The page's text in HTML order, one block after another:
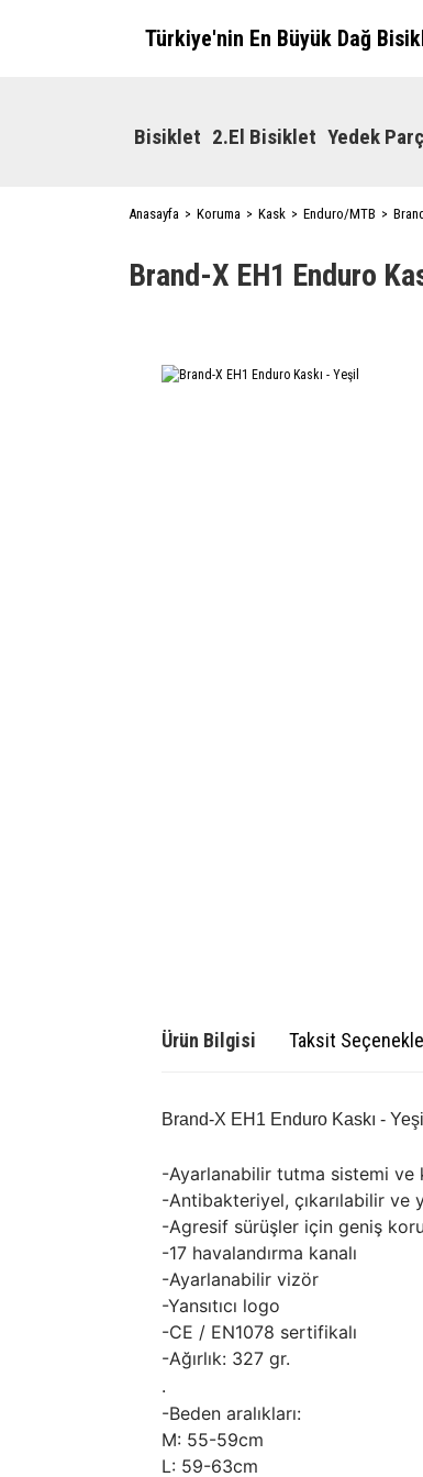
Türkiye'nin En Büyük Dağ
Bisiklet 2.El Bisiklet Yedek
Anasayfa Koruma Kask Enduro/MTB
Brand-X EH1 Enduro
Ürün Bilgisi Taksit
Brand-X EH1 Enduro Kaskı - Yeşil
-Ayarlanabilir tutma sistemi ve
-Antibakteriyel, çıkarılabilir ve
-Agresif sürüşler için geniş
-17 havalandırma kanalı
-Ayarlanabilir vizör
-Yansıtıcı logo
-CE / EN1078 sertifikalı
-Ağırlık: 327 gr.
.
-Beden aralıkları:
M: 55-59cm
L: 59-63cm